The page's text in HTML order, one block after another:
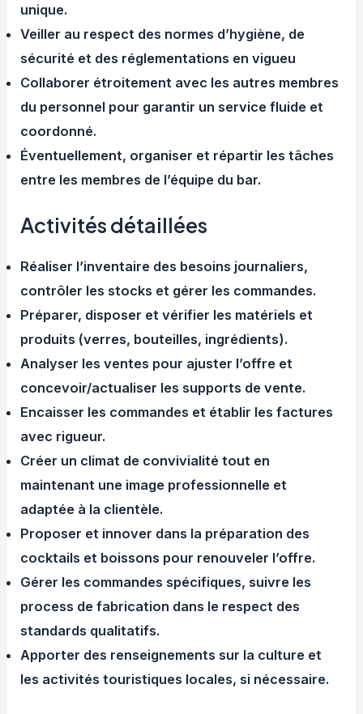
unique.
Veiller au respect des normes d’hygiène, de
sécurité et des réglementations en vigueu
Collaborer étroitement avec les autres membres
du personnel pour garantir un service fluide et
coordonné.
Éventuellement, organiser et répartir les tâches
entre les membres de l’équipe du bar.
Activités détaillées
Réaliser l’inventaire des besoins journaliers,
contrôler les stocks et gérer les commandes.
Préparer, disposer et vérifier les matériels et
produits (verres, bouteilles, ingrédients).
Analyser les ventes pour ajuster l’offre et
concevoir/actualiser les supports de vente.
Encaisser les commandes et établir les factures
avec rigueur.
Créer un climat de convivialité tout en
maintenant une image professionnelle et
adaptée à la clientèle.
Proposer et innover dans la préparation des
cocktails et boissons pour renouveler l’offre.
Gérer les commandes spécifiques, suivre les
process de fabrication dans le respect des
standards qualitatifs.
Apporter des renseignements sur la culture et
les activités touristiques locales, si nécessaire.